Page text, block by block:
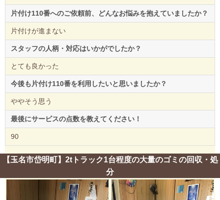
片付け110番へのご依頼前、どんなお悩みを抱えていましたか？
片付けが進まない
スタッフの人柄・対応はいかがでしたか？
とても良かった
今後も片付け110番を利用したいと思いましたか？
ややそう思う
最後にサービスの点数を教えてください！
90
【玉名市岱明町】2tトラック1台程度の大量のゴミの回収・処
分